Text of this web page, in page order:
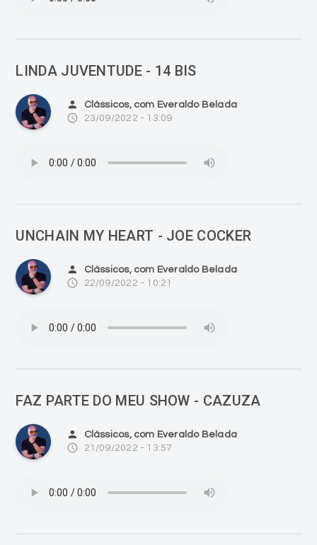
LINDA JUVENTUDE - 14 BIS
person Clássicos, com Everaldo Belada
access_time 23/09/2022 - 13:09
UNCHAIN MY HEART - JOE COCKER
person Clássicos, com Everaldo Belada
access_time 22/09/2022 - 10:21
FAZ PARTE DO MEU SHOW - CAZUZA
person Clássicos, com Everaldo Belada
access_time 21/09/2022 - 13:57